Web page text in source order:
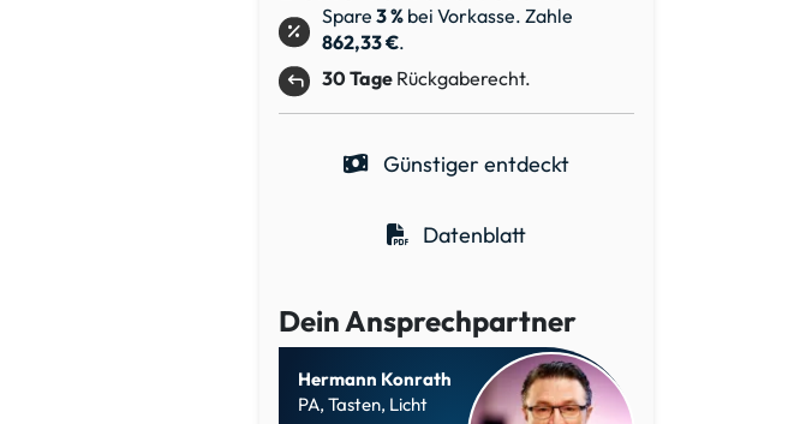
Spare 3 % bei Vorkasse. Zahle
862,33 €.
30 Tage Rückgaberecht.
Günstiger entdeckt
Datenblatt
Dein Ansprechpartner
Hermann Konrath
PA, Tasten, Licht